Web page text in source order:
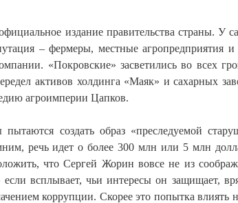
издание правительства страны. У
– фермеры, местные агропредприятия и
«Покровские» засветились во всех
активов холдинга «Маяк» и сахарных
агроимперии Цапков.
создать образ «преследуемой
речь идет о более 300 млн или 5 млн
что Сергей Жорин вовсе не из
всплывает, чьи интересы он защищает,
коррупции. Скорее это попытка влиять